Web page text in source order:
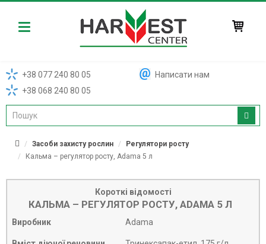
Harvest
+38 077 240 80 05
+38 068 240 80 05
Написати нам
Засоби захисту рослин
Регулятори росту
Кальма – регулятор росту, Adama 5 л
Короткі відомості
КАЛЬМА – РЕГУЛЯТОР РОСТУ, ADAMA 5 Л
Виробник Adama